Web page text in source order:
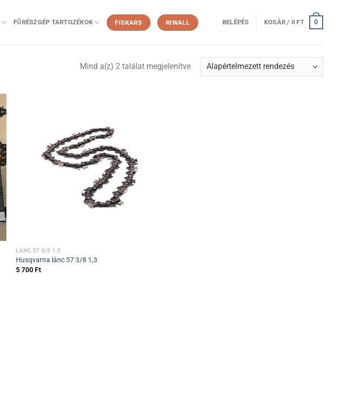
FŰRÉSZGÉP TARTOZÉKOK FISKARS RIWALL BELÉPÉS KOSÁR / 0 FT 0
Mind a(z) 2 találat megjelenítve
LÁNC 57 3/8 1.3
Husqvarna lánc 57 3/8 1,3
5 700Ft